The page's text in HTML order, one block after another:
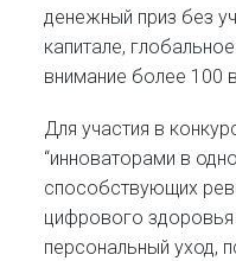
денежный приз без
капитале,
внимание более 100
Для участия в
“инноваторами в
способствующих
цифрового здоровья
персональный уход,